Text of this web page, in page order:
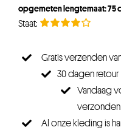
opgemeten lengtemaat: 75
Gratis verzenden
30 dagen retour
Vandaag
verzonden
Al onze kleding is